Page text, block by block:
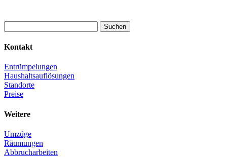
nach:
Kontakt
Entrümpelungen
Haushaltsauflösungen
Standorte
Preise
Weitere
Umzüge
Räumungen
Abbrucharbeiten